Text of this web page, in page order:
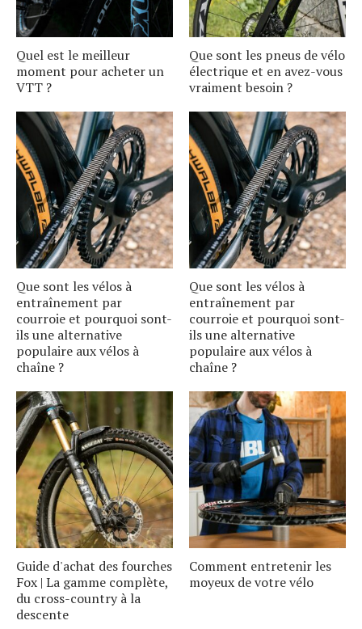
Quel est le meilleur
moment pour acheter un
VTT ?
Que sont les pneus de vélo
électrique et en avez-vous
vraiment besoin ?
Que sont les vélos à
entraînement par
courroie et pourquoi sont-
ils une alternative
populaire aux vélos à
chaîne ?
Que sont les vélos à
entraînement par
courroie et pourquoi sont-
ils une alternative
populaire aux vélos à
chaîne ?
Guide d'achat des fourches
Fox | La gamme complète,
du cross-country à la
descente
Comment entretenir les
moyeux de votre vélo